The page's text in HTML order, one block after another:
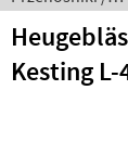
Przenośniki
dmuchawe
Kesting L-